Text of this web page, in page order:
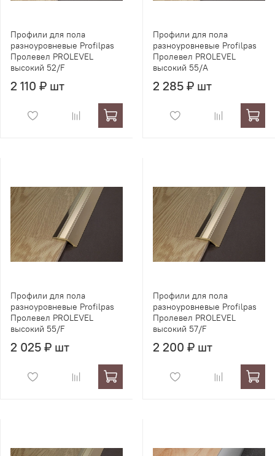
Профили для пола
разноуровневые Profilpas
Пролевел PROLEVEL
высокий 52/F
2 110 ₽ шт
Профили для пола
разноуровневые Profilpas
Пролевел PROLEVEL
высокий 55/A
2 285 ₽ шт
Профили для пола
разноуровневые Profilpas
Пролевел PROLEVEL
высокий 55/F
2 025 ₽ шт
Профили для пола
разноуровневые Profilpas
Пролевел PROLEVEL
высокий 57/F
2 200 ₽ шт